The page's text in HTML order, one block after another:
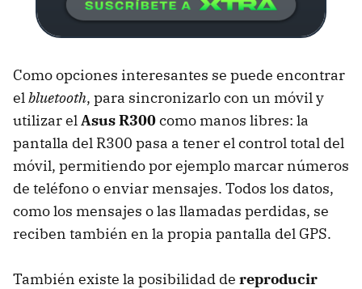
Como opciones interesantes se puede encontrar
elbluetooth, para sincronizarlo con un móvil y
utilizar elAsus R300como manos libres: la
pantalla del R300 pasa a tener el control total del
móvil, permitiendo por ejemplo marcar números
de teléfono o enviar mensajes. Todos los datos,
como los mensajes o las llamadas perdidas, se
reciben también en la propia pantalla del GPS.
También existe la posibilidad de reproducir